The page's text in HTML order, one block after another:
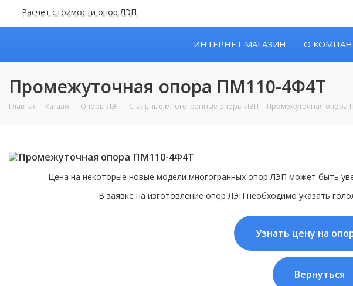
Расчет стоимости опор ЛЭП
ИНТЕРНЕТ МАГАЗИН О
Промежуточная опора ПМ110-4Ф4Т
Главная Каталог Опоры ЛЭП Стальные многогранные опоры ЛЭП Промежуточная опора
Цена на некоторые новые модели многогранных опор ЛЭП может быть
В заявке на изготовление опор ЛЭП необходимо указать
Узнать цену на